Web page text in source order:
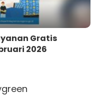
Gratis
2026